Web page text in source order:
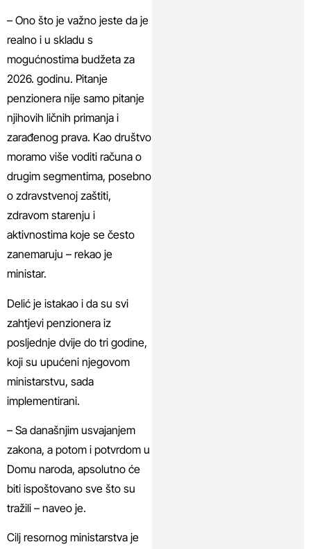
– Ono što je važno jeste da je
realno i u skladu s
mogućnostima budžeta za
2026. godinu. Pitanje
penzionera nije samo pitanje
njihovih ličnih primanja i
zarađenog prava. Kao društvo
moramo više voditi računa o
drugim segmentima, posebno
o zdravstvenoj zaštiti,
zdravom starenju i
aktivnostima koje se često
zanemaruju – rekao je
ministar.
Delić je istakao i da su svi
zahtjevi penzionera iz
posljednje dvije do tri godine,
koji su upućeni njegovom
ministarstvu, sada
implementirani.
– Sa današnjim usvajanjem
zakona, a potom i potvrdom u
Domu naroda, apsolutno će
biti ispoštovano sve što su
tražili – naveo je.
Cilj resornog ministarstva je